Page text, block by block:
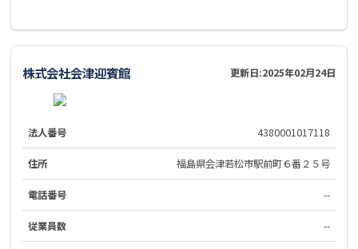
株式会社会津迎賓館 更新日:2025年02月24日
法人番号 4380001017118
住所 福島県会津若松市駅前町６番２５号
電話番号 --
従業員数 --